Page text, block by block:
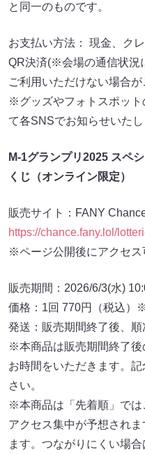
と同一のものです。
お支払い方法： 現金、ク
QR決済(※会場の通信状況
ご利用いただけない場合
※グッズやフォトスポット
て各SNSでお知らせいたし
M-1グランプリ2025 スペ
くじ（オンライン限定）
販売サイト：FANY
https://chance.fany.lol/
※ページ公開後にアクセス
販売期間：2026/6/3(水)
価格：1回 770円（税込）
発送：販売期間終了後、順
※本商品は販売期間終了
お時間をいただきます。
さい。
※本商品は「先着順」では
アクセス集中が予想され
ます。つながりにくい場